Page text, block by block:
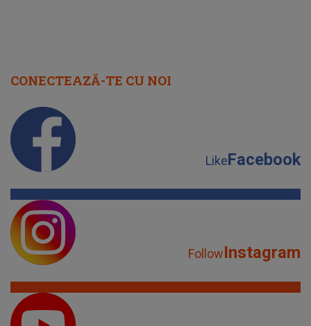
CONECTEAZĂ-TE CU NOI
LikeFacebook
FollowInstagram